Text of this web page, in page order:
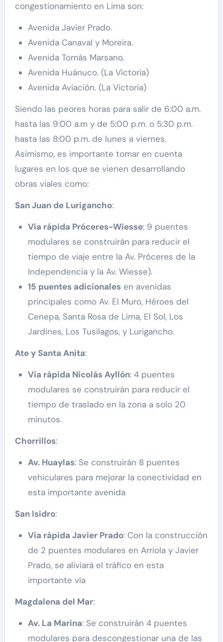
congestionamiento en Lima son:
Avenida Javier Prado.
Avenida Canaval y Moreira.
Avenida Tomás Marsano.
Avenida Huánuco. (La Victoria)
Avenida Aviación. (La Victoria)
Siendo las peores horas para salir de 6:00 a.m.
hasta las 9:00 a.m y de 5:00 p.m. o 5:30 p.m.
hasta las 8:00 p.m. de lunes a viernes.
Asimismo, es importante tomar en cuenta
lugares en los que se vienen desarrollando
obras viales como:
San Juan de Lurigancho:
Vía rápida Próceres-Wiesse: 9 puentes
modulares se construirán para reducir el
tiempo de viaje entre la Av. Próceres de la
Independencia y la Av. Wiesse​).
15 puentes adicionalesen avenidas
principales como Av. El Muro, Héroes del
Cenepa, Santa Rosa de Lima, El Sol, Los
Jardines, Los Tusilagos, y Lurigancho​.
Ate y Santa Anita:
Vía rápida Nicolás Ayllón: 4 puentes
modulares se construirán para reducir el
tiempo de traslado en la zona a solo 20
minutos​.
Chorrillos:
Av. Huaylas: Se construirán 8 puentes
vehiculares para mejorar la conectividad en
esta importante avenida​
San Isidro:
Vía rápida Javier Prado: Con la construcción
de 2 puentes modulares en Arriola y Javier
Prado, se aliviará el tráfico en esta
importante vía​
Magdalena del Mar:
Av. La Marina: Se construirán 4 puentes
modulares para descongestionar una de las